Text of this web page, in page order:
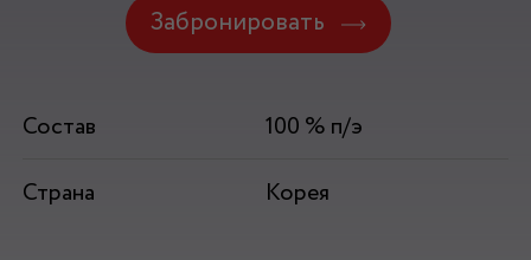
Забронировать
Состав
100 % п/э
Страна
Корея